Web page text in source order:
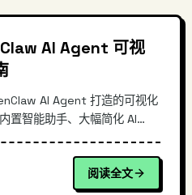
AI Agent 可视
AI Agent 打造的可视化
置智能助手、大幅简化 AI
速上手高效的 AI Agent 管理
阅读全文